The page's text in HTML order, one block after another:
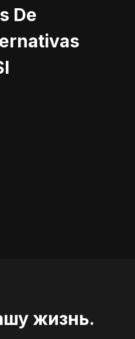
De
жизнь.